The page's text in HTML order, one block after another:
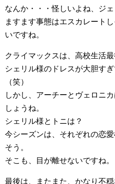
なんか・・・怪しいよね、ジェ
ますます事態はエスカレート
いですね。
クライマックスは、高校生活最
シェリル様のドレスが大胆す
（笑）
しかし、アーチーとヴェロニ
しょうね。
シェリル様とトニは？
今シーズンは、それぞれの恋
そう。
そこも、目が離せないですね。
最後は、またまた、かなり不穏